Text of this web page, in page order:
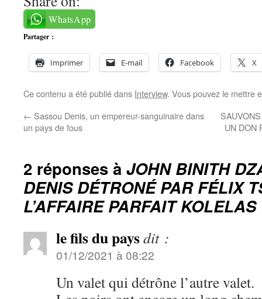
WhatsApp
Partager :
Imprimer E-mail Facebook X
Ce contenu a été publié dans Interview. Vous pouvez le mettre
← Sassou Denis, un empereur-sanguinaire dans
un pays de fous
UN DON
2 réponses à JOHN BINITH
DENIS DÉTRONÉ PAR FÉLIX
L’AFFAIRE PARFAIT KOLELAS
le fils du paysdit :
01/12/2021 à 08:22
Un valet qui détrône l’autre valet.